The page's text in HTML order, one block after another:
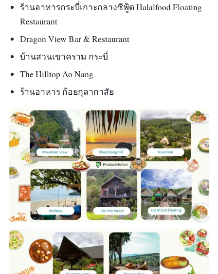
เบอร์โทร :065-3529468,082-3564232
เวลาทำการ :
วัน
เมนูแนะนำ :กุ้งผัดกะปิสะตอ,หมูคั่ว
เกลือ,แกงส้มปลากระพง
รีวิว : “อาหารอร่อยมาคะ ร้านก็สวย พนักใจดี แถม
มีนักร้องด้วย อากาศที่ร้านสบายมีที่สำหรับนั่งพัก
ผ่อน ดูปลา ถ้าให้ดีเลี้ยงปลาเยอะๆนะคะ สวยดี นั่งดู
ไปดูมาเพลินดี”
ร้านอาหารกระบี่เกาะกลางซีฟู้ด Halalfood Floating
Restaurant
Dragon View Bar & Restaurant
บ้านสวนเขาคราม​ กระบี่
The Hilltop Ao Nang
ร้านอาหาร ก้อยกุลากาสัย